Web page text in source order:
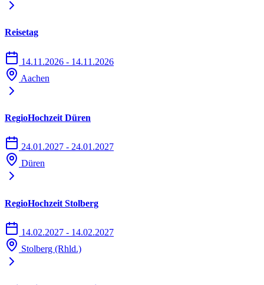
Reisetag
14.11.2026 - 14.11.2026
Aachen
RegioHochzeit Düren
24.01.2027 - 24.01.2027
Düren
RegioHochzeit Stolberg
14.02.2027 - 14.02.2027
Stolberg (Rhld.)